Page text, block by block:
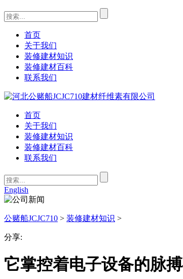
首页
关于我们
装修建材知识
装修建材百科
联系我们
首页
关于我们
装修建材知识
装修建材百科
联系我们
English
公赌船JCJC710 > 装修建材知识 >
分享:
它掌控着电子设备的脉